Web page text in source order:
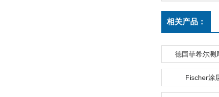
相关产品：
德国菲希尔测
Fischer涂